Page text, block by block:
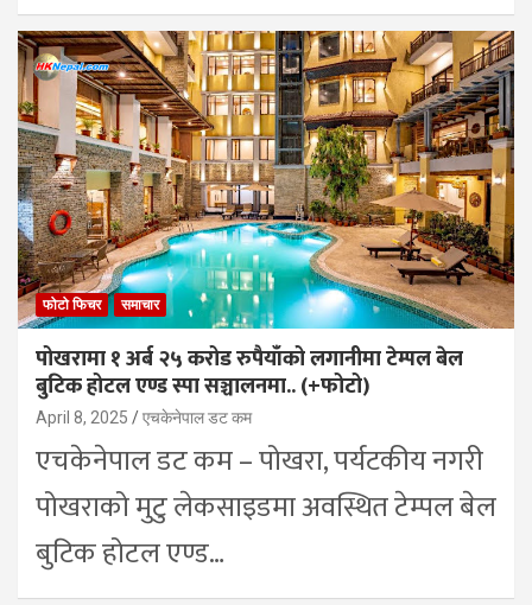
फोटो फिचर समाचार
पोखरामा १ अर्ब २५ करोड रुपैयाँको लगानीमा टेम्पल बेल
बुटिक होटल एण्ड स्पा सञ्चालनमा.. (+फोटो)
April 8, 2025 एचकेनेपाल डट कम
एचकेनेपाल डट कम – पोखरा, पर्यटकीय नगरी
पोखराको मुटु लेकसाइडमा अवस्थित टेम्पल बेल
बुटिक होटल एण्ड…